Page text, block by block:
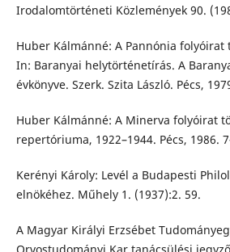
Irodalomtörténeti Közlemények 90.
Huber Kálmánné: A Pannónia folyóirat
In: Baranyai helytörténetírás. A
évkönyve. Szerk. Szita László. Pécs,
Huber Kálmánné: A Minerva folyóirat
repertóriuma, 1922–1944. Pécs, 1986.
Kerényi Károly: Levél a Budapesti
elnökéhez. Műhely 1. (1937):2. 59.
A Magyar Királyi Erzsébet